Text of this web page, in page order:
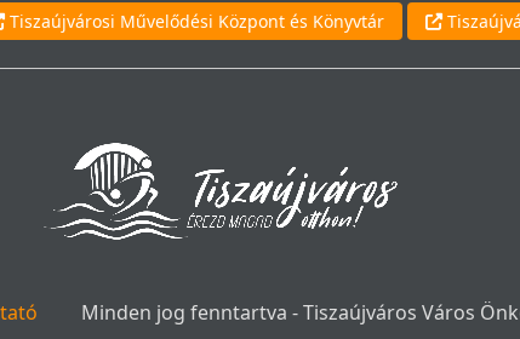
Tiszaújvárosi Művelődési Központ és Könyvtár
Minden jog fenntartva - Tiszaújváros Város